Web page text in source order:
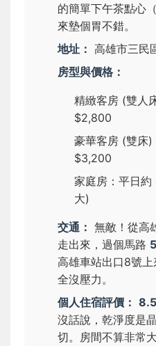
的簡單下午茶點心
來墊個胃不錯。
地址： 高雄市三民
房型與價格：
精緻客房 (雙人
$2,800
豪華客房 (雙床
$3,200
家庭房：平日
大)
交通： 無敵！從高
走出來，過個馬路
高雄車站出口8號
全沒壓力。
個人住宿評價：
沒話說，乾淨度是
切。房間不算非常